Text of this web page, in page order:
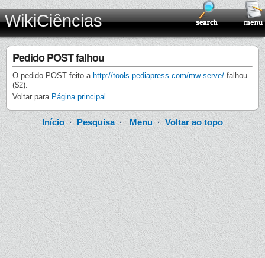
WikiCiências
Pedido POST falhou
O pedido POST feito a http://tools.pediapress.com/mw-serve/ falhou
($2).
Voltar para Página principal .
Início·Pesquisa· Menu· Voltar ao topo